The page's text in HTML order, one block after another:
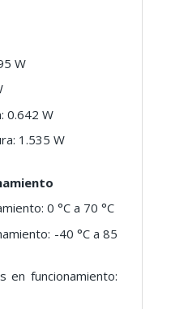
W
0.642 W
1.535 W
0 °C a 70 °C
-40 °C a 85
en funcionamiento: